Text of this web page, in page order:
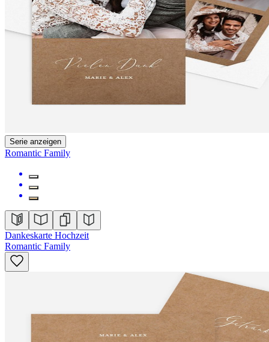
Serie anzeigen
Romantic Family
Dankeskarte Hochzeit
Romantic Family